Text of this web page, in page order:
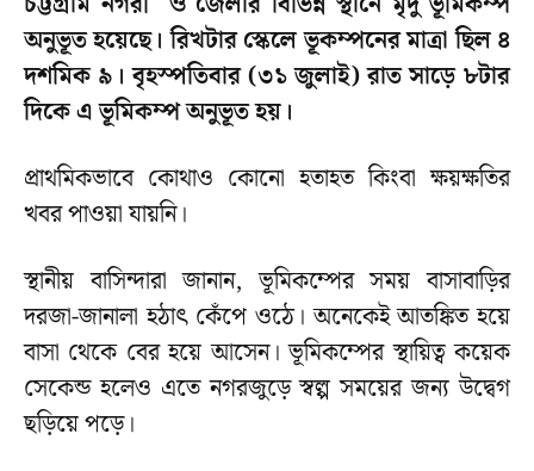
অনুভূত হয়েছে। রিখটার স্কেলে ভূকম্পনের মাত্রা ছিল ৪
দশমিক ৯। বৃহস্পতিবার (৩১ জুলাই) রাত সাড়ে ৮টার
দিকে এ ভূমিকম্প অনুভূত হয়।
প্রাথমিকভাবে কোথাও কোনো হতাহত কিংবা ক্ষয়ক্ষতির
খবর পাওয়া যায়নি।
স্থানীয় বাসিন্দারা জানান, ভূমিকম্পের সময় বাসাবাড়ির
দরজা-জানালা হঠাৎ কেঁপে ওঠে। অনেকেই আতঙ্কিত হয়ে
বাসা থেকে বের হয়ে আসেন। ভূমিকম্পের স্থায়িত্ব কয়েক
সেকেন্ড হলেও এতে নগরজুড়ে স্বল্প সময়ের জন্য উদ্বেগ
ছড়িয়ে পড়ে।